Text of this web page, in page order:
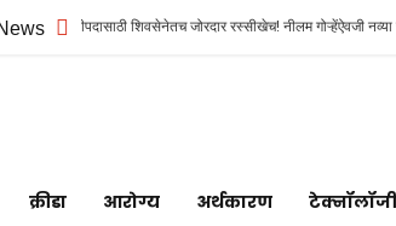
शिवसेनेतच जोरदार रस्सीखेच! नीलम गोऱ्हेंऐवजी नव्या चेहऱ्याला संधी?
Your
क्रीडा आरोग्य अर्थकारण टेक्नॉलॉजी